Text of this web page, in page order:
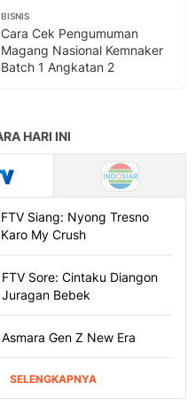
BISNIS
Cara Cek Pengumuman
Magang Nasional Kemnaker
Batch 1 Angkatan 2